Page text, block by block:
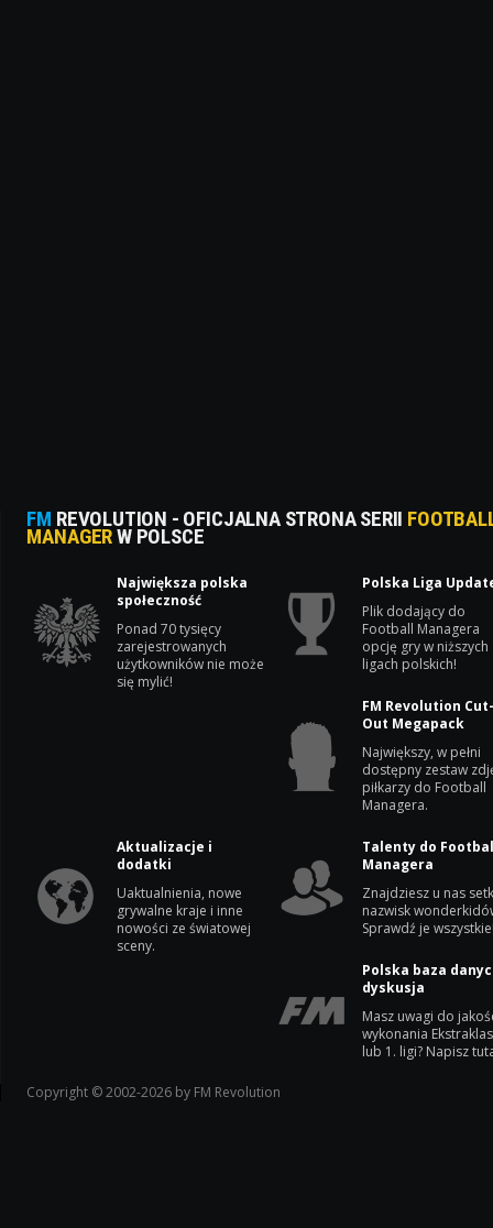
FM REVOLUTION - OFICJALNA STRONA SERII
MANAGERW POLSCE
Największa polska
społeczność
Ponad 70 tysięcy
zarejestrowanych
użytkowników nie może
się mylić!
Polska Liga
Plik dodający do
Football Managera
opcję gry w niższych
ligach polskich!
FM Revolution
Out Megapack
Największy, w pełni
dostępny zestaw
piłkarzy do Football
Managera.
Aktualizacje i
dodatki
Uaktualnienia, nowe
grywalne kraje i inne
nowości ze światowej
sceny.
Talenty do
Managera
Znajdziesz u nas
nazwisk
Sprawdź je
Polska baza
dyskusja
Masz uwagi do
wykonania
lub 1. ligi? Napisz
Copyright © 2002-2026 by FM Revolution